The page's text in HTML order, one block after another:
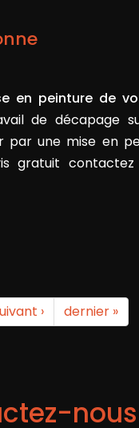
en peinture de
de décapage
par une mise en
gratuit
› dernier »
nous